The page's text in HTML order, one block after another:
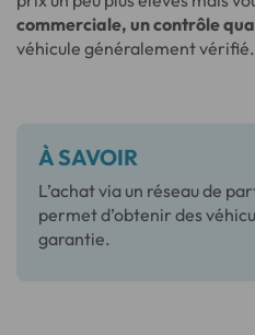
commerciale, un contrôle
véhicule généralement vérifié.
À SAVOIR
L’achat via un réseau de
permet d’obtenir des
garantie.